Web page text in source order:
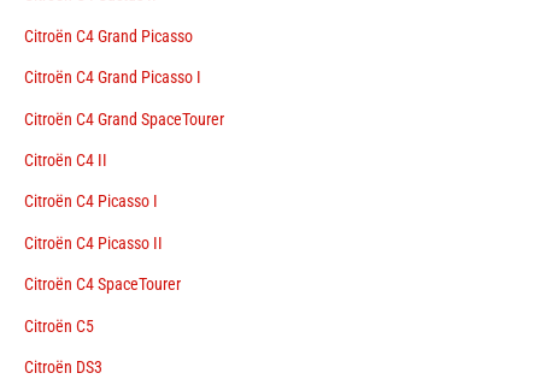
Citroën C4 Grand Picasso
Citroën C4 Grand Picasso I
Citroën C4 Grand SpaceTourer
Citroën C4 II
Citroën C4 Picasso I
Citroën C4 Picasso II
Citroën C4 SpaceTourer
Citroën C5
Citroën DS3